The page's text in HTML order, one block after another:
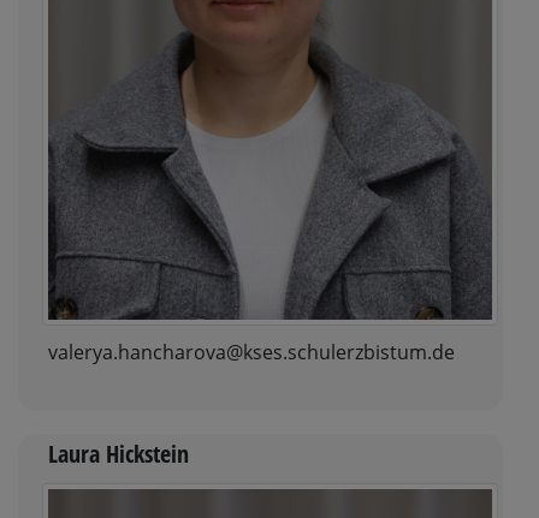
valerya.hancharova@kses.schulerzbistum.de
Laura Hickstein